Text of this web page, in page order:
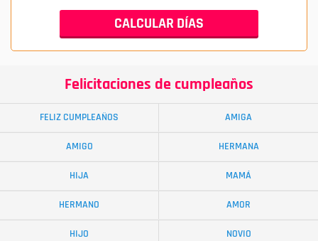
Felicitaciones de cumpleaños
FELIZ CUMPLEAÑOS AMIGA
AMIGO HERMANA
HIJA MAMÁ
HERMANO AMOR
HIJO NOVIO